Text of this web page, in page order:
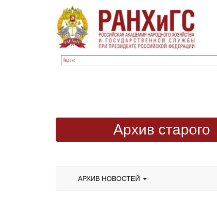
Архив старого
АРХИВ НОВОСТЕЙ